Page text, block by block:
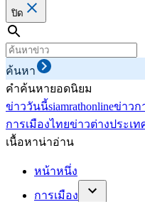
ปิด
ค้นหา
คำค้นหายอดนิยม
ข่าววันนี้siamrathonlineข่าวก
การเมืองไทยข่าวต่างประเท
เนื้อหาน่าอ่าน
หน้าหนึ่ง
การเมือง